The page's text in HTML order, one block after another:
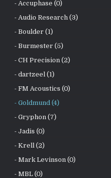
- Accuphase (0)
- Audio Research (3)
- Boulder (1)
- Burmester (5)
- CH Precision (2)
- dartzeel (1)
- FM Acoustics (0)
- Goldmund (4)
- Gryphon (7)
- Jadis (0)
- Krell (2)
- Mark Levinson (0)
- MBL (0)